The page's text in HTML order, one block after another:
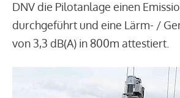
DNV die Pilotanlage einen
durchgeführt und eine Lärm- /
von 3,3 dB(A) in 800m attestiert.